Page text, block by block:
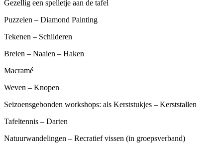
Gezellig een spelletje aan de tafel
Puzzelen – Diamond Painting
Tekenen – Schilderen
Breien – Naaien – Haken
Macramé
Weven – Knopen
Seizoensgebonden workshops: als Kerststukjes – Kerststallen
Tafeltennis – Darten
Natuurwandelingen – Recratief vissen (in groepsverband)